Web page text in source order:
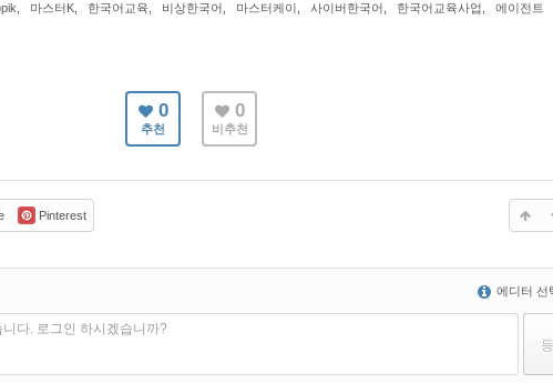
마스터K 한국어교육 비상한국어 마스터케이 사이버한국어 한국어교육사업 에이전트
0
추천
0
비추천
Pinterest
에디터 선
다. 로그인 하시겠습니까?